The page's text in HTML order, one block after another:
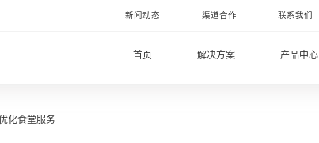
新闻动态 渠道合作 联系我们
首页 解决方案 产品中心
化食堂服务